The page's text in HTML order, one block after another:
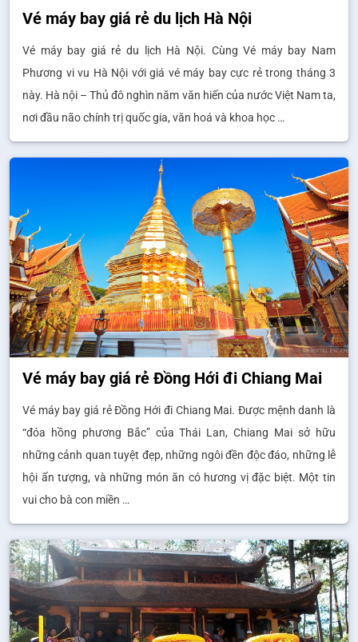
Vé máy bay giá rẻ du lịch Hà Nội
Vé máy bay giá rẻ du lịch Hà Nội. Cùng Vé máy bay Nam
Phương vi vu Hà Nội với giá vé máy bay cực rẻ trong tháng 3
này. Hà nội – Thủ đô nghìn năm văn hiến của nước Việt Nam ta,
nơi đầu não chính trị quốc gia, văn hoá và khoa học …
Vé máy bay giá rẻ Đồng Hới đi Chiang Mai
Vé máy bay giá rẻ Đồng Hới đi Chiang Mai. Được mệnh danh là
“đóa hồng phương Bắc” của Thái Lan, Chiang Mai sở hữu
những cảnh quan tuyệt đẹp, những ngôi đền độc đáo, những lễ
hội ấn tượng, và những món ăn có hương vị đặc biệt. Một tin
vui cho bà con miền …